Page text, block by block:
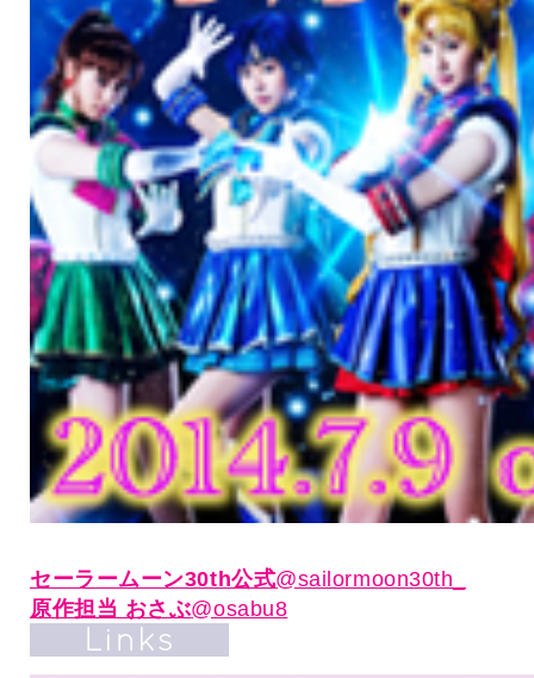
セーラームーン30th公式@sailormoon30th_
原作担当 おさぶ@osabu8